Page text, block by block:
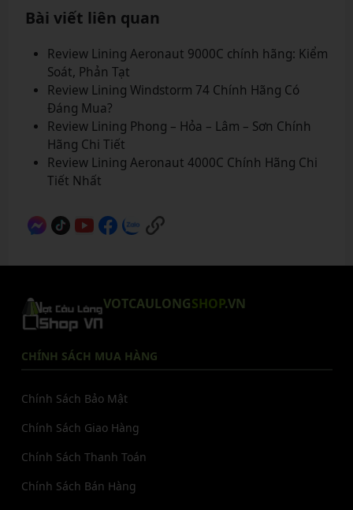
Bài viết liên quan
Review Lining Aeronaut 9000C chính hãng: Kiểm
Soát, Phản Tạt
Review Lining Windstorm 74 Chính Hãng Có
Đáng Mua?
Review Lining Phong – Hỏa – Lâm – Sơn Chính
Hãng Chi Tiết
Review Lining Aeronaut 4000C Chính Hãng Chi
Tiết Nhất
VOTCAULONGSHOP.VN
CHÍNH SÁCH MUA HÀNG
Chính Sách Bảo Mật
Chính Sách Giao Hàng
Chính Sách Thanh Toán
Chính Sách Bán Hàng